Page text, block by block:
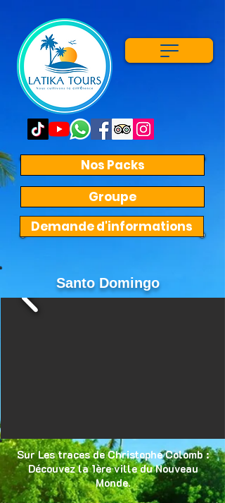
Nos Packs
Groupe
Demande d'informations
Santo Domingo
Sur Les traces de Christophe Colomb :
Découvez la 1ère ville du Nouveau
Monde.